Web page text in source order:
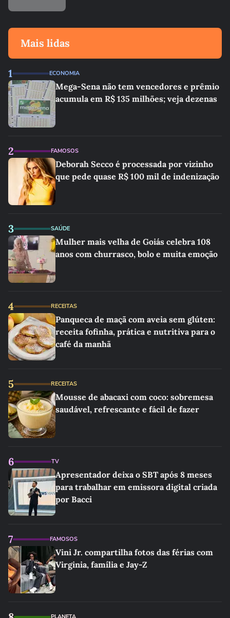
Mais lidas
1 ECONOMIA
Mega-Sena não tem vencedores e prêmio
acumula em R$ 135 milhões; veja dezenas
2 FAMOSOS
Deborah Secco é processada por vizinho
que pede quase R$ 100 mil de indenização
3 SAÚDE
Mulher mais velha de Goiás celebra 108
anos com churrasco, bolo e muita emoção
4 RECEITAS
Panqueca de maçã com aveia sem glúten:
receita fofinha, prática e nutritiva para o
café da manhã
5 RECEITAS
Mousse de abacaxi com coco: sobremesa
saudável, refrescante e fácil de fazer
6 TV
Apresentador deixa o SBT após 8 meses
para trabalhar em emissora digital criada
por Bacci
7 FAMOSOS
Vini Jr. compartilha fotos das férias com
Virginia, família e Jay-Z